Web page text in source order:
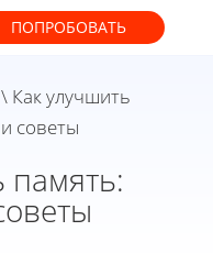
ПОПРОБОВАТЬ
\ Как улучшить
советы
память: